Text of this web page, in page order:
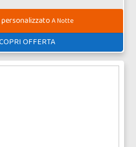
A Notte
OFFERTA